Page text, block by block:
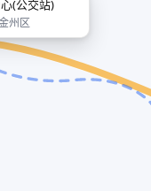
(公交站)
州区